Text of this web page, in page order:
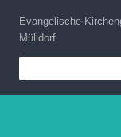
Inhalt
springen
Evangelische
Mülldorf